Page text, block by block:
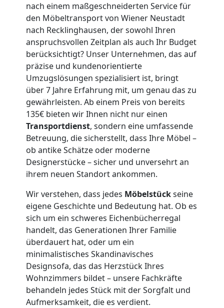
nach einem maßgeschneiderten Service für
den Möbeltransport von Wiener Neustadt
nach Recklinghausen, der sowohl Ihren
anspruchsvollen Zeitplan als auch Ihr Budget
berücksichtigt? Unser Unternehmen, das auf
präzise und kundenorientierte
Umzugslösungen spezialisiert ist, bringt
über 7 Jahre Erfahrung mit, um genau das zu
gewährleisten. Ab einem Preis von bereits
135€ bieten wir Ihnen nicht nur einen
Transportdienst, sondern eine umfassende
Betreuung, die sicherstellt, dass Ihre Möbel –
ob antike Schätze oder moderne
Designerstücke – sicher und unversehrt an
ihrem neuen Standort ankommen.
Wir verstehen, dass jedes Möbelstückseine
eigene Geschichte und Bedeutung hat. Ob es
sich um ein schweres Eichenbücherregal
handelt, das Generationen Ihrer Familie
überdauert hat, oder um ein
minimalistisches Skandinavisches
Designsofa, das das Herzstück Ihres
Wohnzimmers bildet – unsere Fachkräfte
behandeln jedes Stück mit der Sorgfalt und
Aufmerksamkeit, die es verdient.
LKW
Wiener
Neustadt
Kunsttransport
Wiener
Neustadt
Umzug
Wiener
Neustadt